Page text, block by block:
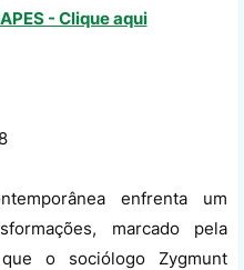
- Clique aqui
enfrenta um
marcado pela
o sociólogo Zygmunt